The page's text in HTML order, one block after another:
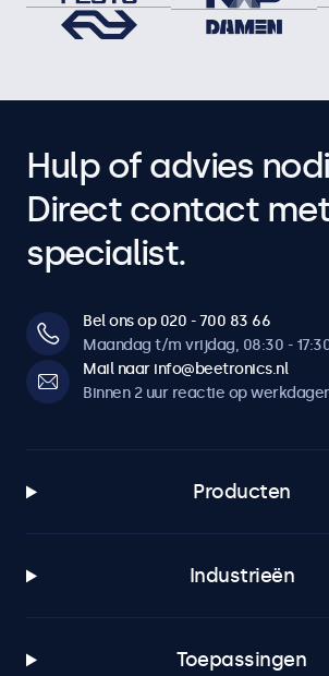
Hulp of advies
Direct contact
specialist.
Bel ons op 020 - 700 83 66
Maandag t/m vrijdag, 08:30 -
Mail naar info@beetronics.nl
Binnen 2 uur reactie op
Producten
Industrieën
Toepassingen